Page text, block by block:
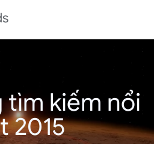
tìm kiếm nổi
2015